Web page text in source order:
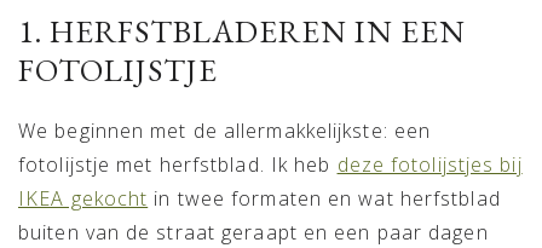
1. HERFSTBLADEREN IN EEN
FOTOLIJSTJE
We beginnen met de allermakkelijkste: een
fotolijstje met herfstblad. Ik heb deze fotolijstjes bij
IKEA gekocht in twee formaten en wat herfstblad
buiten van de straat geraapt en een paar dagen